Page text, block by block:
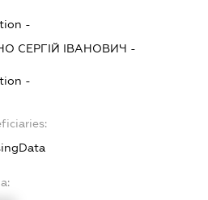
-
СЕРГІЙ ІВАНОВИЧ -
-